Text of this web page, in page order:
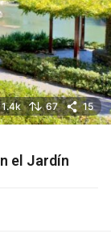
1.4k 67 15
el Jardín